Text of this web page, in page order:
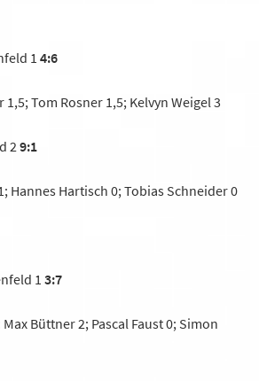
1 4:6
Tom Rosner 1,5; Kelvyn Weigel 3
29:1
Hannes Hartisch 0; Tobias Schneider 0
1 3:7
Büttner 2; Pascal Faust 0; Simon